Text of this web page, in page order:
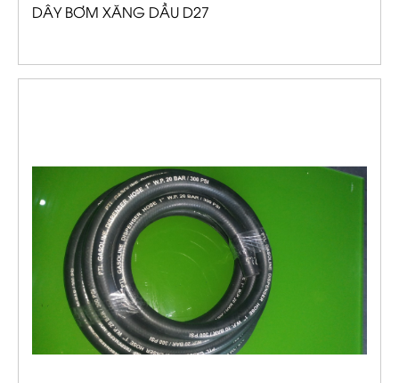
DÂY BƠM XĂNG DẦU D27